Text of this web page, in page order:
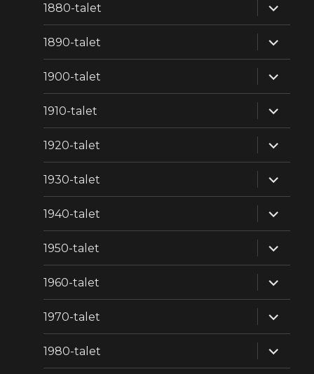
1880-talet
1890-talet
1900-talet
1910-talet
1920-talet
1930-talet
1940-talet
1950-talet
1960-talet
1970-talet
1980-talet